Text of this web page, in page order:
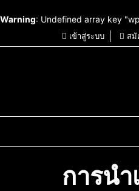
Warning: Undefined array key
เข้าสู่ระบบ สมั
การน